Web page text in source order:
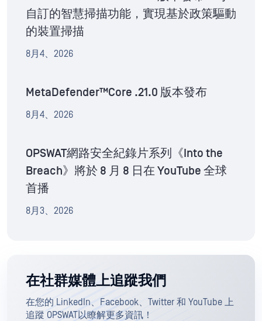
自訂的智慧掃描功能，實現基於政策驅動
的裝置掃描
8月4、2026
MetaDefender™Core .21.0 版本發布
8月4、2026
OPSWAT網路安全紀錄片系列《Into the
Breach》將於 8 月 8 日在 YouTube 全球
首播
8月3、2026
在社群媒體上追蹤我們
在您的 LinkedIn、Facebook、Twitter 和 YouTube 上
追蹤 OPSWAT以瞭解更多資訊！